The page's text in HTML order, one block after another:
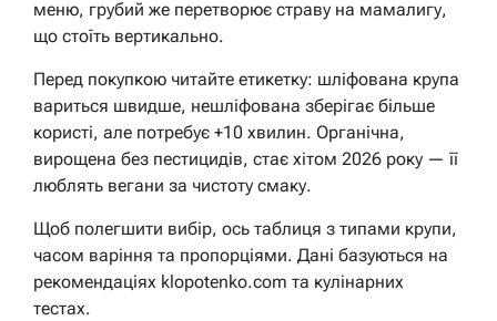
меню, грубий же перетворює страву на мамалигу,
що стоїть вертикально.
Перед покупкою читайте етикетку: шліфована крупа
вариться швидше, нешліфована зберігає більше
користі, але потребує +10 хвилин. Органічна,
вирощена без пестицидів, стає хітом 2026 року — її
люблять вегани за чистоту смаку.
Щоб полегшити вибір, ось таблиця з типами крупи,
часом варіння та пропорціями. Дані базуються на
рекомендаціях klopotenko.com та кулінарних
тестах.